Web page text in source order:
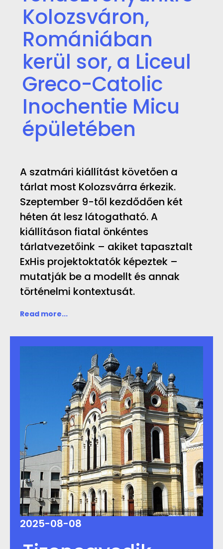
Kolozsváron,
Romániában
kerül sor, a Liceul
Greco-Catolic
Inochentie Micu
épületében
A szatmári kiállítást követően a
tárlat most Kolozsvárra érkezik.
Szeptember 9-től kezdődően két
héten át lesz látogatható. A
kiállításon fiatal önkéntes
tárlatvezetőink – akiket tapasztalt
ExHis projektoktatók képeztek –
mutatják be a modellt és annak
történelmi kontextusát.
Read more...
2025-08-08